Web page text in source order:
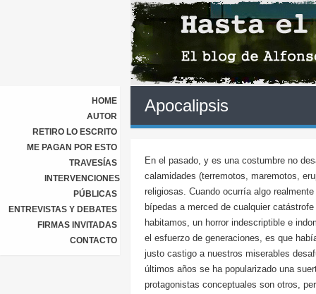
HOME
AUTOR
RETIRO LO ESCRITO
ME PAGAN POR ESTO
TRAVESÍAS
INTERVENCIONES
PÚBLICAS
ENTREVISTAS Y DEBATES
FIRMAS INVITADAS
CONTACTO
Apocalipsis
En el pasado, y es una costumbre no
calamidades (terremotos, maremotos,
religiosas. Cuando ocurría algo
bípedas a merced de cualquier
habitamos, un horror indescriptible e
el esfuerzo de generaciones, es que
justo castigo a nuestros miserables
últimos años se ha popularizado una
protagonistas conceptuales son otros,